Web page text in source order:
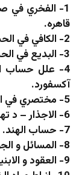
1- الفخري في
قاهره.
2- الکافي في الحساب – استانبول او آلمان.
3- البدیع في الحساب.
آکسفورد.
5- مختصري في الحساب و المساحة – اسکندریه، مصر.
6- الاجذار – د تهران د پوهنتون کتابتون کې.
7- حساب الهند.
8- المسائل و الجوابات في الحساب – پاریس.
9- العقود و الابنیة.